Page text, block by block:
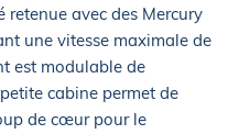
avec des Mercury
une vitesse maximale de
est modulable de
cabine permet de
de cœur pour le